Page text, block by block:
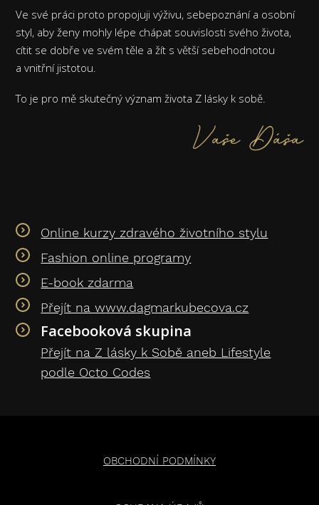
Ve své práci proto propojuji výživu, sebepoznání a osobní
styl, aby ženy mohly lépe chápat souvislosti svého života,
cítit se dobře ve svém těle a žít s větší sebehodnotou
a vnitřní jistotou.
To je pro mě skutečný význam života Z lásky k sobě.
Vaše Dáša
Online kurzy zdravého životního stylu
Fashion online programy
E-book zdarma
Přejít na www.dagmarkubecova.cz
Facebooková skupina
Přejít na Z lásky k Sobě aneb Lifestyle
podle Octo Codes
OBCHODNÍ PODMÍNKY